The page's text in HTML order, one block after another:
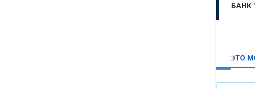
БАНК
ЭТО